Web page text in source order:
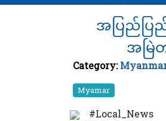
အပြည်ပြ
အမြဲ
Category:
Myamar
#Local_News